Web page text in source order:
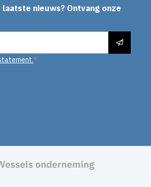
nieuws? Ontvang onze